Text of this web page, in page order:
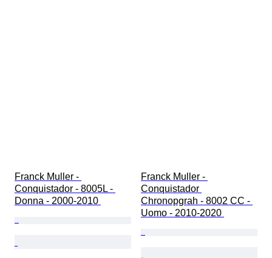
Franck Muller -
Conquistador - 8005L -
Donna - 2000-2010
Franck Muller -
Conquistador
Chronopgrah - 8002 CC -
Uomo - 2010-2020